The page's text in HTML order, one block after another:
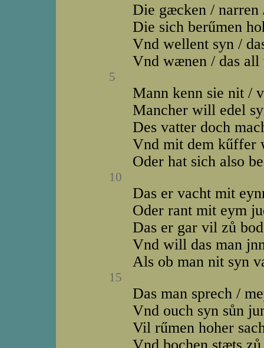
Die gæcken /
Die sich berűmen
Vnd wellent syn /
Vnd wænen / das
5
Mann kenn sie nit /
Mancher will edel
Des vatter doch
Vnd mit dem kűffer
Oder hat sich also
10
Das er vacht mit
Oder rant mit eym
Das er gar vil zů
Vnd will das man
Als ob man nit syn
15
Das man sprech /
Vnd ouch syn sůn
Vil rűmen hoher
Vnd bochen stæts